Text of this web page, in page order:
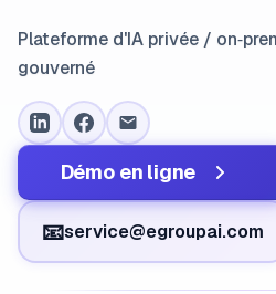
Plateforme d'IA privée /
gouverné
Démo en ligne
📧service@egroupai.com